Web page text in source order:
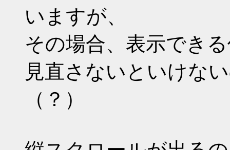
いますが、
その場合、表示でき
見直さないといけな
（？）